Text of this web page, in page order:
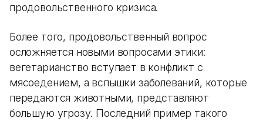
продовольственного кризиса.
Более того, продовольственный вопрос
осложняется новыми вопросами этики:
вегетарианство вступает в конфликт с
мясоедением, а вспышки заболеваний, которые
передаются животными, представляют
большую угрозу. Последний пример такого